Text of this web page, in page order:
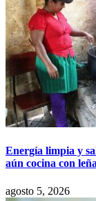
Energía limpia y
aún cocina con leña
agosto 5, 2026